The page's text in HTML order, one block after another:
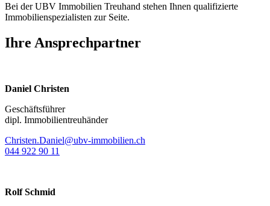
Bei der UBV Immobilien Treuhand stehen Ihnen qualifizierte
Immobilienspezialisten zur Seite.
Ihre Ansprechpartner
Daniel Christen
Geschäftsführer
dipl. Immobilientreuhänder
Christen.Daniel@ubv-immobilien.ch
044 922 90 11
Rolf Schmid